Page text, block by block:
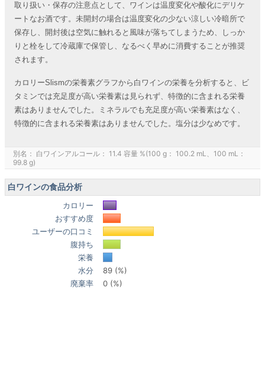
取り扱い・保存の注意点として、ワインは温度変化や酸化にデリケ
ートなお酒です。未開封の場合は温度変化の少ない涼しい冷暗所で
保存し、開封後は空気に触れると風味が落ちてしまうため、しっか
りと栓をして冷蔵庫で保管し、なるべく早めに消費することが推奨
されます。
カロリーSlismの栄養素グラフから白ワインの栄養を分析すると、ビ
タミンでは充足度が高い栄養素は見られず、特徴的に含まれる栄養
素はありませんでした。ミネラルでも充足度が高い栄養素はなく、
特徴的に含まれる栄養素はありませんでした。塩分は少なめです。
別名： 白ワインアルコール： 11.4 容量 %(100 g： 100.2 mL、100 mL：
99.8 g)
白ワインの食品分析
カロリー
おすすめ度
ユーザーの口コミ
腹持ち
栄養
水分
89 (%)
廃棄率
0 (%)